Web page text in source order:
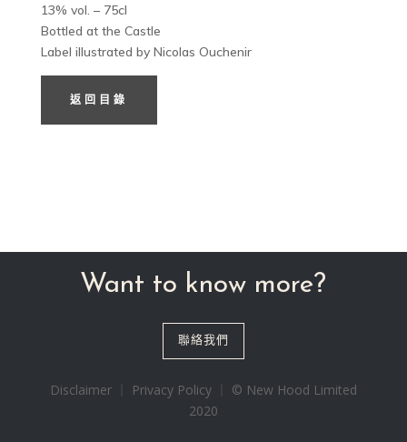
13% vol. – 75cl
Bottled at the Castle
Label illustrated by Nicolas Ouchenir
返回目錄
Want to know more?
聯絡我們
Disclaimer ｜ Privacy Policy ｜ © New Hood Limited
2020